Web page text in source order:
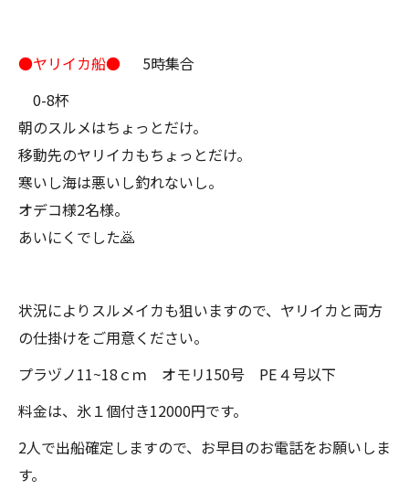
●ヤリイカ船●
5時集合
0-8杯
朝のスルメはちょっとだけ。
移動先のヤリイカもちょっとだけ。
寒いし海は悪いし釣れないし。
オデコ様2名様。
あいにくでした🙇
状況によりスルメイカも狙いますので、ヤリイカと両方
の仕掛けをご用意ください。
プラヅノ11~18ｃｍ オモリ150号 PE４号以下
料金は、氷１個付き12000円です。
2人で出船確定しますので、お早目のお電話をお願いしま
す。